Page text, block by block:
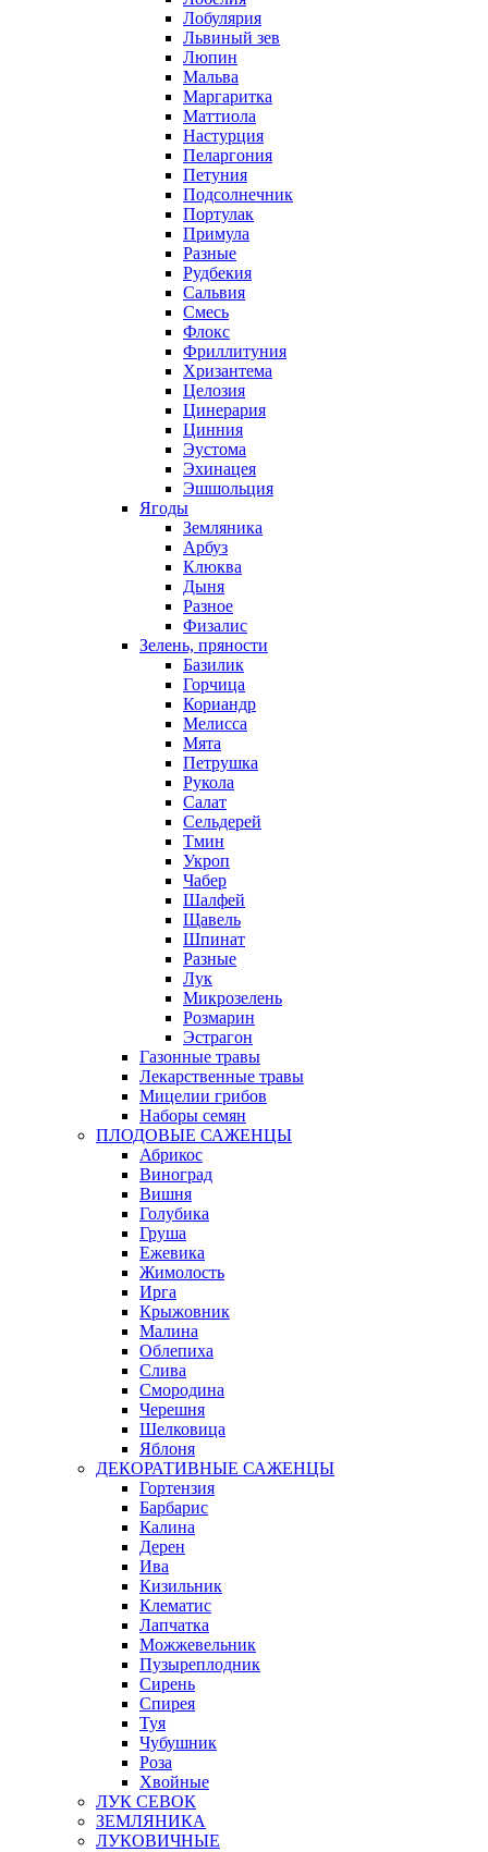
Лобулярия
Львиный зев
Люпин
Мальва
Маргаритка
Маттиола
Настурция
Пеларгония
Петуния
Подсолнечник
Портулак
Примула
Разные
Рудбекия
Сальвия
Смесь
Флокс
Фриллитуния
Хризантема
Целозия
Цинерария
Цинния
Эустома
Эхинацея
Эшшольция
Ягоды
Земляника
Арбуз
Клюква
Дыня
Разное
Физалис
Зелень, пряности
Базилик
Горчица
Кориандр
Мелисса
Мята
Петрушка
Рукола
Салат
Сельдерей
Тмин
Укроп
Чабер
Шалфей
Щавель
Шпинат
Разные
Лук
Микрозелень
Розмарин
Эстрагон
Газонные травы
Лекарственные травы
Мицелии грибов
Наборы семян
ПЛОДОВЫЕ САЖЕНЦЫ
Абрикос
Виноград
Вишня
Голубика
Груша
Ежевика
Жимолость
Ирга
Крыжовник
Малина
Облепиха
Слива
Смородина
Черешня
Шелковица
Яблоня
ДЕКОРАТИВНЫЕ САЖЕНЦЫ
Гортензия
Барбарис
Калина
Дерен
Ива
Кизильник
Клематис
Лапчатка
Можжевельник
Пузыреплодник
Сирень
Спирея
Туя
Чубушник
Роза
Хвойные
ЛУК СЕВОК
ЗЕМЛЯНИКА
ЛУКОВИЧНЫЕ